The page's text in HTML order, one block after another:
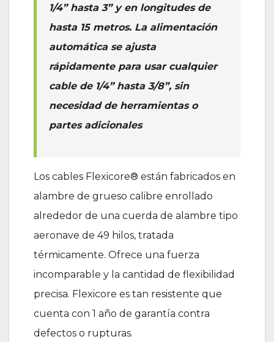
1/4” hasta 3” y en longitudes de
hasta 15 metros. La alimentación
automática se ajusta
rápidamente para usar cualquier
cable de 1/4” hasta 3/8”, sin
necesidad de herramientas o
partes adicionales
Los cables Flexicore® están fabricados en
alambre de grueso calibre enrollado
alrededor de una cuerda de alambre tipo
aeronave de 49 hilos, tratada
térmicamente. Ofrece una fuerza
incomparable y la cantidad de flexibilidad
precisa. Flexicore es tan resistente que
cuenta con 1 año de garantía contra
defectos o rupturas.